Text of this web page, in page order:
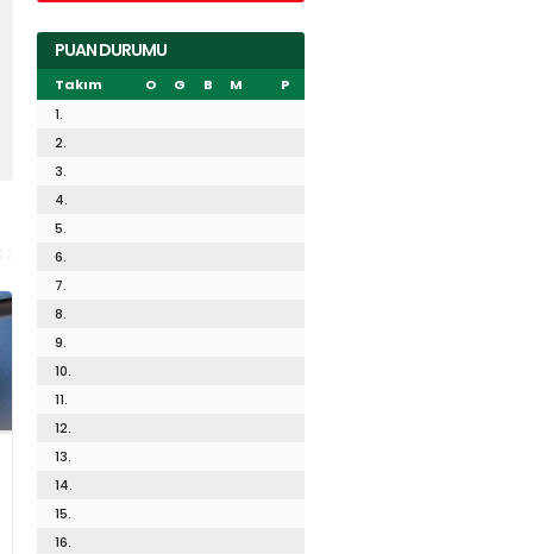
PUAN DURUMU
Takım O G B M
P
1.
2.
3.
4.
5.
6.
7.
8.
9.
10.
11.
12.
13.
14.
15.
16.